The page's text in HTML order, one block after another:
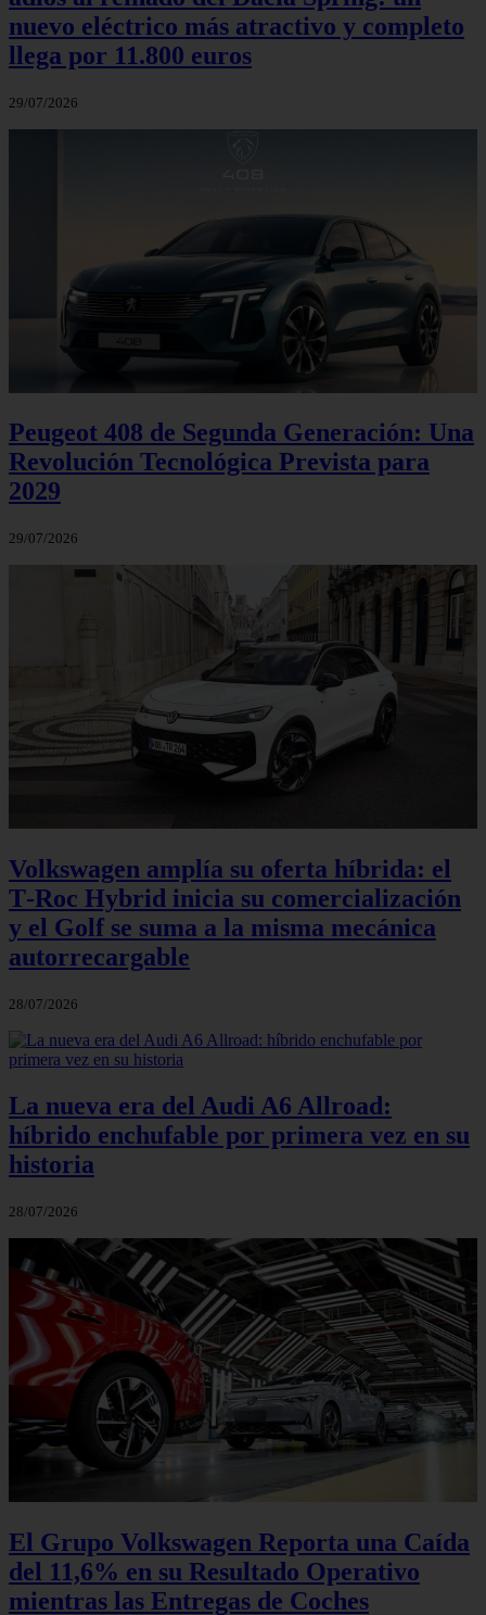
nuevo eléctrico más atractivo y completo
llega por 11.800 euros
29/07/2026
Peugeot 408 de Segunda Generación: Una
Revolución Tecnológica Prevista para
2029
29/07/2026
Volkswagen amplía su oferta híbrida: el
T‑Roc Hybrid inicia su comercialización
y el Golf se suma a la misma mecánica
autorrecargable
28/07/2026
La nueva era del Audi A6 Allroad:
híbrido enchufable por primera vez en su
historia
28/07/2026
El Grupo Volkswagen Reporta una Caída
del 11,6% en su Resultado Operativo
mientras las Entregas de Coches